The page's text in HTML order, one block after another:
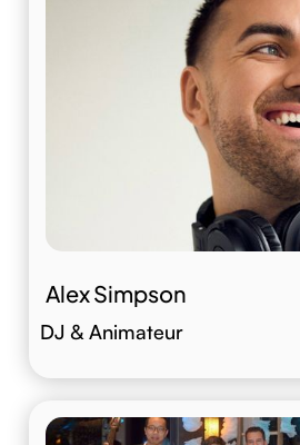
Alex Simpson
DJ & Animateur